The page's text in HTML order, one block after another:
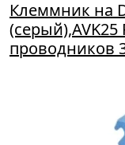
Клеммник на
проводников